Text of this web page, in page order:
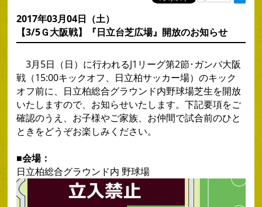
2017年03月04日（土）
【3/5Ｇ大阪戦】『日立台芝広場』開放のお知らせ
3月5日（日）に行われるJ1リーグ第2節･ガンバ大阪
戦（15:00キックオフ、日立柏サッカー場）のキック
オフ前に、日立柏総合グラウンド内野球場芝生を開放
いたしますので、お知らせいたします。下記要項をご
確認のうえ、お子様やご家族、お仲間で試合前のひと
ときをどうぞお楽しみください。
■会場：
日立柏総合グラウンド内 野球場